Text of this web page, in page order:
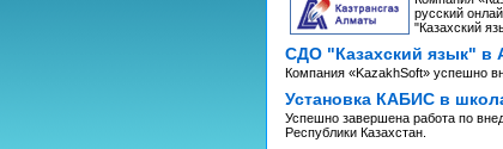
русский
"Казахский
СДО "Казахский язык" в
Компания «KazakhSoft» успешно
Установка КАБИС в
Успешно завершена работа по
Республики Казахстан.